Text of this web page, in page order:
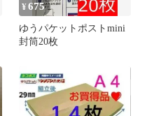
¥675
ゆうパケットポストmini
封筒20枚